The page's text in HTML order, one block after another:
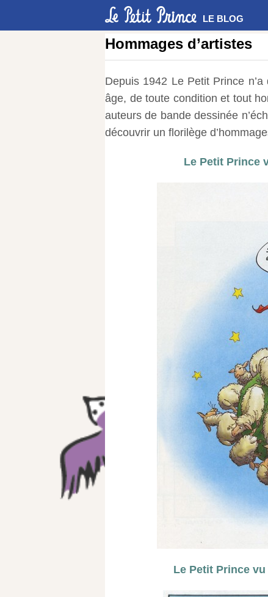
LE BLOG
Hommages d’artistes
Depuis 1942 Le Petit Prince
âge, de toute condition et tout
auteurs de bande dessinée
découvrir un florilège
Le Petit Prince
Le Petit Prince